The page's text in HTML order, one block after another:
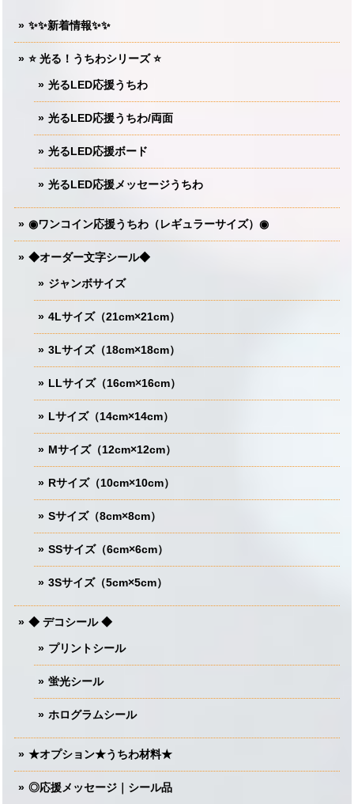
✨✨新着情報✨✨
⭐️ 光る！うちわシリーズ ⭐️
光るLED応援うちわ
光るLED応援うちわ/両面
光るLED応援ボード
光るLED応援メッセージうちわ
◉ワンコイン応援うちわ（レギュラーサイズ）◉
◆オーダー文字シール◆
ジャンボサイズ
4Lサイズ（21cm×21cm）
3Lサイズ（18cm×18cm）
LLサイズ（16cm×16cm）
Lサイズ（14cm×14cm）
Mサイズ（12cm×12cm）
Rサイズ（10cm×10cm）
Sサイズ（8cm×8cm）
SSサイズ（6cm×6cm）
3Sサイズ（5cm×5cm）
◆ デコシール ◆
プリントシール
蛍光シール
ホログラムシール
★オプション★うちわ材料★
◎応援メッセージ｜シール品